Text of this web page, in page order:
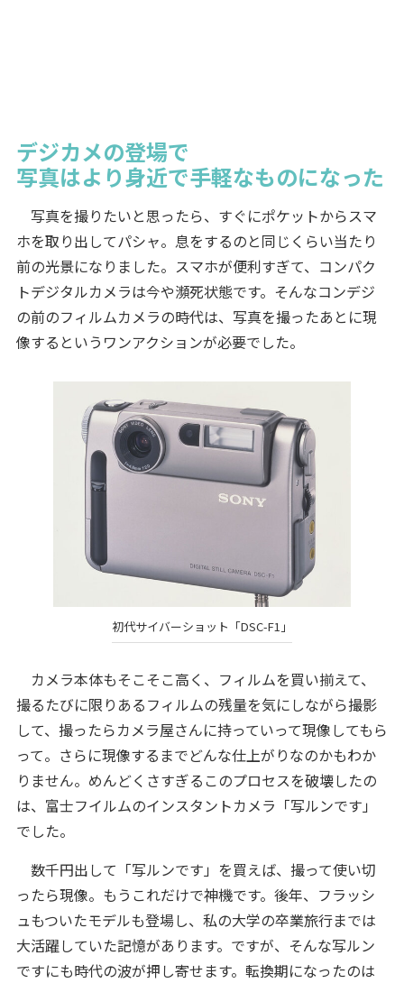
デジカメの登場で
写真はより身近で手軽なものになった
写真を撮りたいと思ったら、すぐにポケットからスマ
ホを取り出してパシャ。息をするのと同じくらい当たり
前の光景になりました。スマホが便利すぎて、コンパク
トデジタルカメラは今や瀕死状態です。そんなコンデジ
の前のフィルムカメラの時代は、写真を撮ったあとに現
像するというワンアクションが必要でした。
初代サイバーショット「DSC-F1」
カメラ本体もそこそこ高く、フィルムを買い揃えて、
撮るたびに限りあるフィルムの残量を気にしながら撮影
して、撮ったらカメラ屋さんに持っていって現像してもら
って。さらに現像するまでどんな仕上がりなのかもわか
りません。めんどくさすぎるこのプロセスを破壊したの
は、富士フイルムのインスタントカメラ「写ルンです」
でした。
数千円出して「写ルンです」を買えば、撮って使い切
ったら現像。もうこれだけで神機です。後年、フラッシ
ュもついたモデルも登場し、私の大学の卒業旅行までは
大活躍していた記憶があります。ですが、そんな写ルン
ですにも時代の波が押し寄せます。転換期になったのは